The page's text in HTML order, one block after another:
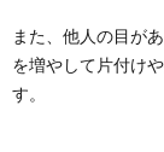
また、他人の目が
を増やして片付け
す。